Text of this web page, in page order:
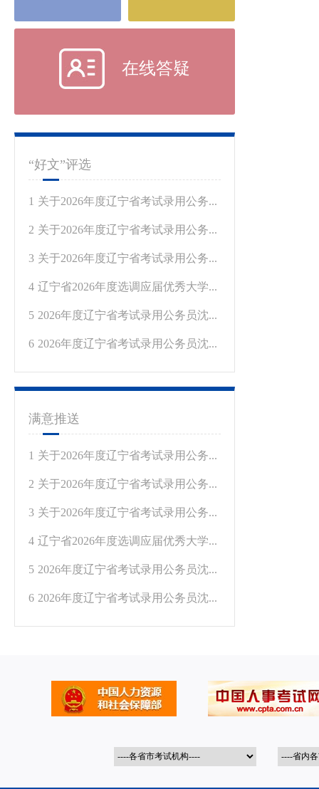
在线答疑
“好文”评选
1 关于2026年度辽宁省考试录用公务...
2 关于2026年度辽宁省考试录用公务...
3 关于2026年度辽宁省考试录用公务...
4 辽宁省2026年度选调应届优秀大学...
5 2026年度辽宁省考试录用公务员沈...
6 2026年度辽宁省考试录用公务员沈...
满意推送
1 关于2026年度辽宁省考试录用公务...
2 关于2026年度辽宁省考试录用公务...
3 关于2026年度辽宁省考试录用公务...
4 辽宁省2026年度选调应届优秀大学...
5 2026年度辽宁省考试录用公务员沈...
6 2026年度辽宁省考试录用公务员沈...